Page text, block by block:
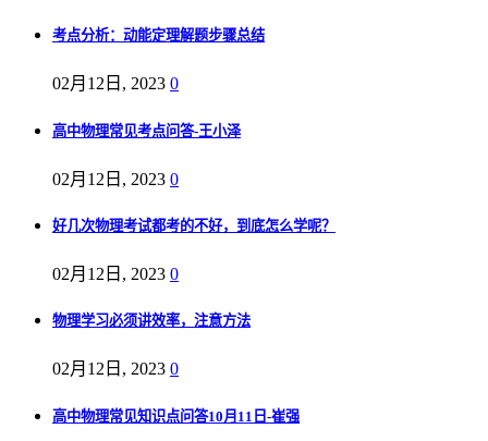
考点分析：动能定理解题步骤总结
02月12日, 2023 0
高中物理常见考点问答-王小泽
02月12日, 2023 0
好几次物理考试都考的不好，到底怎么学呢？
02月12日, 2023 0
物理学习必须讲效率，注意方法
02月12日, 2023 0
高中物理常见知识点问答10月11日-崔强